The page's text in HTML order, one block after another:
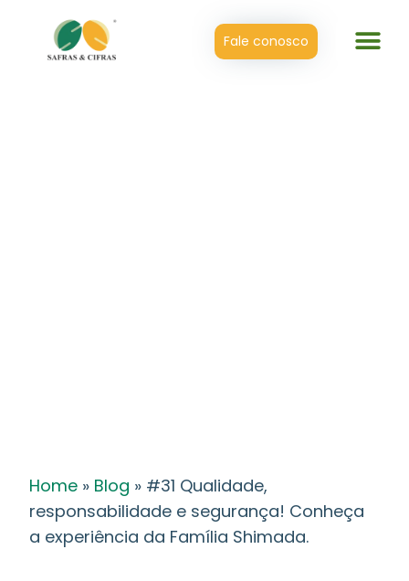
Fale conosco
Home » Blog » #31 Qualidade,
responsabilidade e segurança! Conheça
a experiência da Família Shimada.